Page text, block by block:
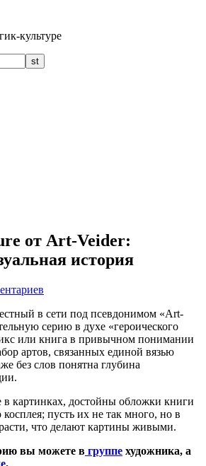
культуре
от Art-Veider:
история
в сети под псевдонимом «Art-
серию в духе «героического
или книга в привычном понимании
артов, связанных единой вязью
без слов понятна глубина
картинках, достойны обложки книги
пусть их не так много, но в
что делают картины живыми.
вы можете в группе художника, а
.